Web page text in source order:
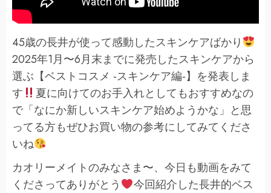
45歳の長井が使って感動したスキンケアばかり
2025年1月〜6月末までに発売したスキンケアから
選ぶ【ベストコスメ -スキンケア編-】を発表しま
す
夏に向けてのお手入れとしてもおすすめなの
で「なにか新しいスキンケア始めようかな」と思
ってる方もぜひお買い物の参考にしてみてくださ
いね
カオリーメイトのみなさま〜、今日も動画をみて
くださってありがとう
今回紹介した長井的ベス